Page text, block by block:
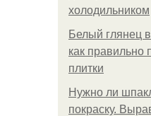
холодильником
Белый глянец
как правильно
плитки
Нужно ли
покраску.